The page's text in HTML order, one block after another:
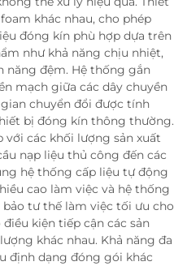
khác nhau, cho phép
đóng kín phù hợp dựa trên
như khả năng chịu nhiệt,
năng đệm. Hệ thống gắn
mạch giữa các dây chuyền
chuyển đổi được tính
bị đóng kín thông thường.
với các khối lượng sản xuất
nạp liệu thủ công đến các
hệ thống cấp liệu tự động
cao làm việc và hệ thống
tư thế làm việc tối ưu cho
kiện tiếp cận các sản
khác nhau. Khả năng đa
định dạng đóng gói khác